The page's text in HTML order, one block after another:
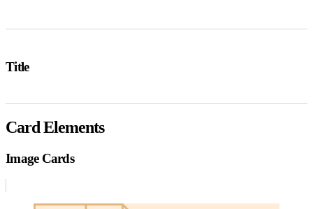
Title
Card Elements
Image Cards